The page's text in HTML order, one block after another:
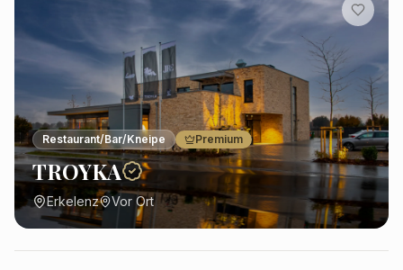
Restaurant/Bar/Kneipe Premium
TROYKA
Erkelenz Vor Ort